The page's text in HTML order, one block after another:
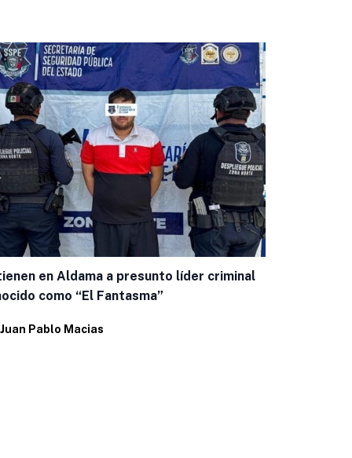
en Aldama a presunto líder criminal
como “El Fantasma”
Juan Pablo Macias